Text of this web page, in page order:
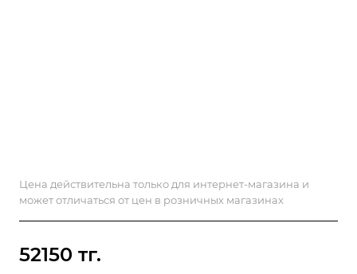
Цена действительна только для интернет-магазина и
может отличаться от цен в розничных магазинах
52150 тг.